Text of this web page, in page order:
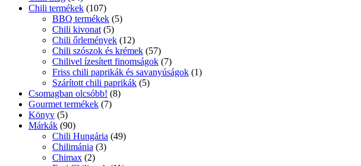
Chili termékek (107)
BBQ termékek (5)
Chili kivonat (5)
Chili őrlemények (12)
Chili szószok és krémek (57)
Chilivel ízesített finomságok (7)
Friss chili paprikák és savanyúságok (1)
Szárított chili paprikák (5)
Csomagban olcsóbb! (8)
Gourmet termékek (7)
Könyv (5)
Márkák (90)
Chili Hungária (49)
Chilimánia (3)
Chimax (2)